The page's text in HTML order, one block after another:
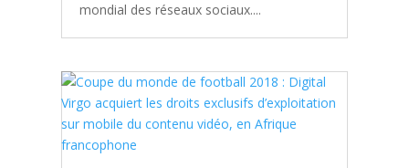
mondial des réseaux sociaux....